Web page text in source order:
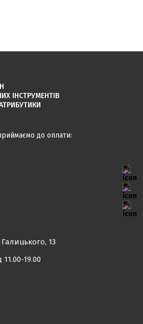
ІНСТРУМЕНТІВ
до оплати:
13
11.00-19.00